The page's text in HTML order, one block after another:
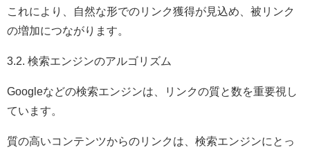
これにより、自然な形でのリンク獲得が見込め、被リンク
の増加につながります。
3.2. 検索エンジンのアルゴリズム
Googleなどの検索エンジンは、リンクの質と数を重要視し
ています。
質の高いコンテンツからのリンクは、検索エンジンにとっ